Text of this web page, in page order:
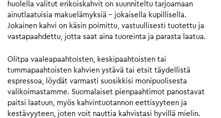
huolella valitut erikoiskahvit on suunniteltu tarjoamaan
ainutlaatuisia makuelämyksiä – jokaisella kupillisella.
Jokainen kahvi on käsin poimittu, vastuullisesti tuotettu ja
vastapaahdettu, jotta saat aina tuoreinta ja parasta laatua.
Olitpa vaaleapaahtoisten, keskipaahtoisten tai
tummapaahtoisten kahvien ystävä tai etsit täydellistä
espressoa, löydät varmasti suosikkisi monipuolisesta
valikoimastamme. Suomalaiset pienpaahtimot panostavat
paitsi laatuun, myös kahvintuotannon eettisyyteen ja
kestävyyteen, joten voit nauttia kahvistasi hyvillä mielin.